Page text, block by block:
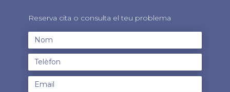
Reserva cita o consulta el teu problema